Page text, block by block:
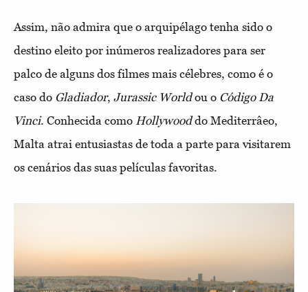
Assim, não admira que o arquipélago tenha sido o
destino eleito por inúmeros realizadores para ser
palco de alguns dos filmes mais célebres, como é o
caso do Gladiador, Jurassic Worldou o Código Da
Vinci. Conhecida como Hollywooddo Mediterrâeo,
Malta atrai entusiastas de toda a parte para visitarem
os cenários das suas películas favoritas.